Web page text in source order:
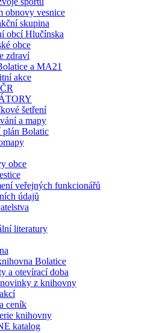
obnovy vesnice
skupina
obcí Hlučínska
obce
zdraví
a MA21
akce
šetření
a mapy
plán Bolatic
obce
veřejných funkcionářů
údajů
literatury
Bolatice
a otevírací doba
z knihovny
ceník
knihovny
katalog